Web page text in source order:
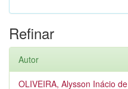
Refinar
Autor
OLIVEIRA, Alysson Inácio de